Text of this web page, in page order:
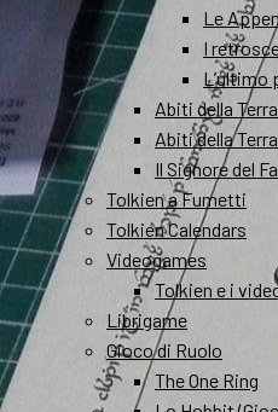
Le
I
L’ultimo
Abiti della
Abiti della
Il Signore del
Tolkien a Fumetti
Tolkien Calendars
Videogames
Tolkien e i
Librigame
Gioco di Ruolo
The One Ring